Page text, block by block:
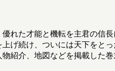
れた才能と機転を主君の信
げ続け、ついには天下をと
紹介、地図などを掲載した巻